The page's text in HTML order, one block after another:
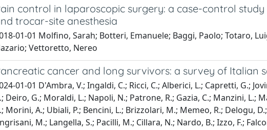
control in laparoscopic surgery: a case-control
trocar-site anesthesia
01-01 Molfino, Sarah; Botteri, Emanuele; Baggi, Paolo; Totaro,
Vettoretto, Nereo
cancer and long survivors: a survey of Italian
01-01 D'Ambra, V.; Ingaldi, C.; Ricci, C.; Alberici, L.; Capretti, G.;
Deiro, G.; Moraldi, L.; Napoli, N.; Patrone, R.; Gazia, C.; Manzini, L.;
Morini, A.; Ubiali, P.; Bencini, L.; Brizzolari, M.; Memeo, R.; Delogu,
M.; Langella, S.; Pacilli, M.; Cillara, N.; Nardo, B.; Izzo, F.;